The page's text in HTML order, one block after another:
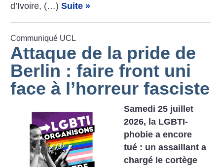
d’Ivoire, (…)Suite »
Communiqué UCL
Attaque de la pride de
Berlin : faire front uni
face à l’horreur fasciste
Samedi 25 juillet
2026, la LGBTI-
phobie a encore
tué : un assaillant a
chargé le cortège